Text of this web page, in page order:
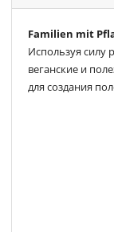
Familien mit
Используя силу
веганские и
для создания